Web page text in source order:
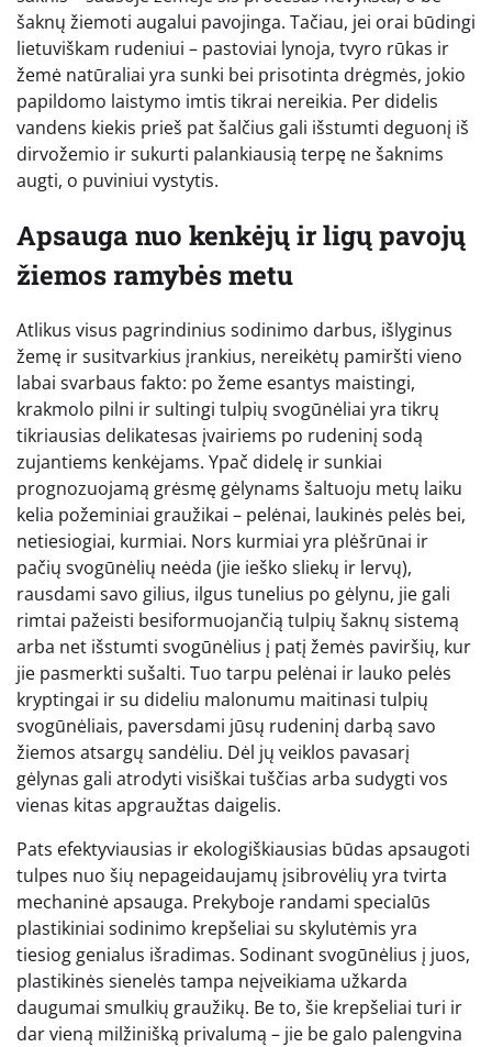
šaknų žiemoti augalui pavojinga. Tačiau, jei orai būdingi
lietuviškam rudeniui – pastoviai lynoja, tvyro rūkas ir
žemė natūraliai yra sunki bei prisotinta drėgmės, jokio
papildomo laistymo imtis tikrai nereikia. Per didelis
vandens kiekis prieš pat šalčius gali išstumti deguonį iš
dirvožemio ir sukurti palankiausią terpę ne šaknims
augti, o puviniui vystytis.
Apsauga nuo kenkėjų ir ligų pavojų
žiemos ramybės metu
Atlikus visus pagrindinius sodinimo darbus, išlyginus
žemę ir susitvarkius įrankius, nereikėtų pamiršti vieno
labai svarbaus fakto: po žeme esantys maistingi,
krakmolo pilni ir sultingi tulpių svogūnėliai yra tikrų
tikriausias delikatesas įvairiems po rudeninį sodą
zujantiems kenkėjams. Ypač didelę ir sunkiai
prognozuojamą grėsmę gėlynams šaltuoju metų laiku
kelia požeminiai graužikai – pelėnai, laukinės pelės bei,
netiesiogiai, kurmiai. Nors kurmiai yra plėšrūnai ir
pačių svogūnėlių neėda (jie ieško sliekų ir lervų),
rausdami savo gilius, ilgus tunelius po gėlynu, jie gali
rimtai pažeisti besiformuojančią tulpių šaknų sistemą
arba net išstumti svogūnėlius į patį žemės paviršių, kur
jie pasmerkti sušalti. Tuo tarpu pelėnai ir lauko pelės
kryptingai ir su dideliu malonumu maitinasi tulpių
svogūnėliais, paversdami jūsų rudeninį darbą savo
žiemos atsargų sandėliu. Dėl jų veiklos pavasarį
gėlynas gali atrodyti visiškai tuščias arba sudygti vos
vienas kitas apgraužtas daigelis.
Pats efektyviausias ir ekologiškiausias būdas apsaugoti
tulpes nuo šių nepageidaujamų įsibrovėlių yra tvirta
mechaninė apsauga. Prekyboje randami specialūs
plastikiniai sodinimo krepšeliai su skylutėmis yra
tiesiog genialus išradimas. Sodinant svogūnėlius į juos,
plastikinės sienelės tampa neįveikiama užkarda
daugumai smulkių graužikų. Be to, šie krepšeliai turi ir
dar vieną milžinišką privalumą – jie be galo palengvina